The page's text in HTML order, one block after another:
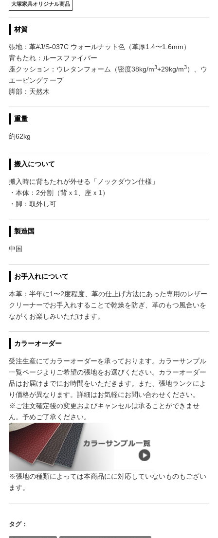
大塚家具オリジナル商品
材質
張地：革#J/S-037C ウォールナット色（革厚1.4〜1.6mm）
背もたれ：ルースファイバー
座クッション：ウレタンフォーム（密度38kg/m3+29kg/m3）、ウ
エービングテープ
脚部：天然木
重量
約62kg
搬入について
搬入時に背もたれが外せる「ノックダウン仕様」
・本体：2分割（背ｘ1、座ｘ1）
・脚：取外し可
製造国
中国
お手入れについて
本革：半年に1〜2度程度、革の仕上げ方法にあった専用のレザー
クリーナーでお手入れすることで乾燥を防ぎ、革のもつ風合いを
ながくお楽しみいただけます。
カラーオーダー
受注生産にてカラーオーダーを承っております。カラーサンプル
一覧ページよりご希望の張地をお選びください。カラーオーダー
品はお届けまでにお時間をいただきます。また、張地ランクによ
り価格が異なります。詳細はお気軽にお問い合わせください。
※ご注文確定後の変更およびキャンセルは承ることができませ
ん。予めご了承ください。
※張地の種類によっては本商品にに対応していないものもござい
ます。
タグ：